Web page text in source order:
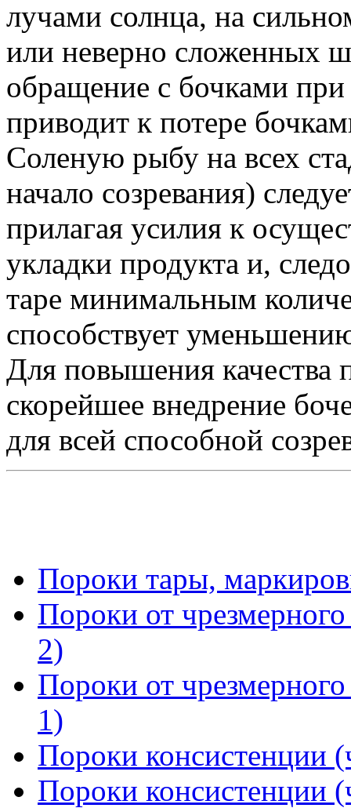
лучами солнца, на
или неверно сложенных
обращение с бочками при
приводит к потере
Соленую рыбу на всех
начало созревания)
прилагая усилия к
укладки продукта и,
таре минимальным
способствует
Для повышения качества
скорейшее внедрение
для всей способной
Пороки тары,
Пороки от чрезмерного
2)
Пороки от чрезмерного
1)
Пороки консистенции
Пороки консистенции